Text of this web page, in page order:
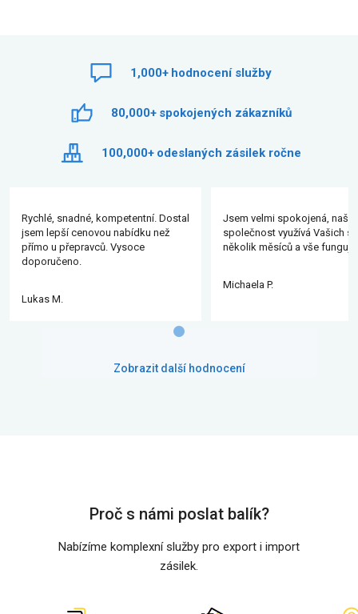
1,000+ hodnocení služby
80,000+ spokojených zákazníků
100,000+ odeslaných zásilek ročne
Rychlé, snadné, kompetentní. Dostal
jsem lepší cenovou nabídku než
přímo u přepravců. Vysoce
doporučeno.
Lukas M.
Jsem velmi spokojená, naše
společnost využívá Vašich
několik měsíců a vše funguje.
Michaela P.
Zobrazit další hodnocení
Proč s námi poslat balík?
Nabízíme komplexní služby pro export i import
zásilek.